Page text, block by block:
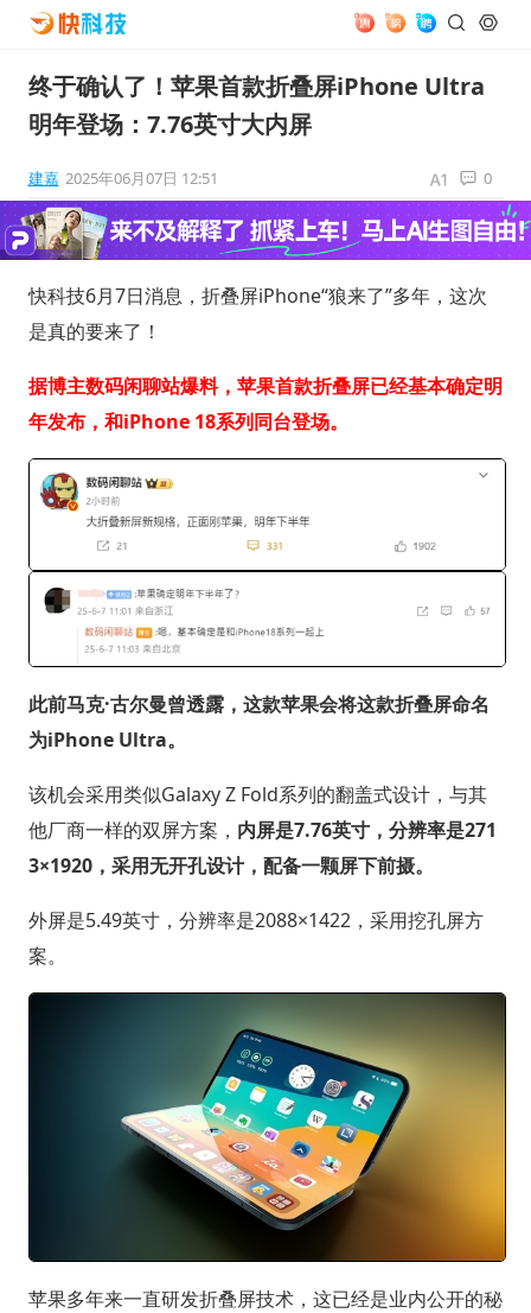
终于确认了！苹果首款折叠屏iPhone Ultra
明年登场：7.76英寸大内屏
建嘉 2025年06月07日 12:51 0
快科技6月7日消息，折叠屏iPhone“狼来了”多年，这次
是真的要来了！
据博主数码闲聊站爆料，苹果首款折叠屏已经基本确定明
年发布，和iPhone 18系列同台登场。
此前马克·古尔曼曾透露，这款苹果会将这款折叠屏命名
为iPhone Ultra。
该机会采用类似Galaxy Z Fold系列的翻盖式设计，与其
他厂商一样的双屏方案， 内屏是7.76英寸，分辨率是271
3×1920，采用无开孔设计，配备一颗屏下前摄。
外屏是5.49英寸，分辨率是2088×1422，采用挖孔屏方
案。
苹果多年来一直研发折叠屏技术，这已经是业内公开的秘